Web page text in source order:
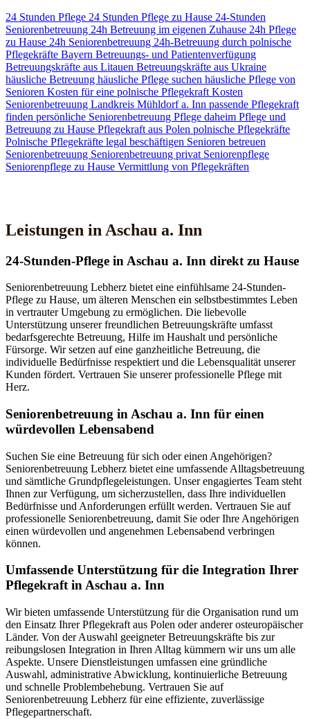
24 Stunden Pflege 24 Stunden Pflege zu Hause 24-Stunden
Seniorenbetreuung 24h Betreuung im eigenen Zuhause 24h Pflege
zu Hause 24h Seniorenbetreuung 24h-Betreuung durch polnische
Pflegekräfte Bayern Betreuungs- und Patientenverfügung
Betreuungskräfte aus Litauen Betreuungskräfte aus Ukraine
häusliche Betreuung häusliche Pflege suchen häusliche Pflege von
Senioren Kosten für eine polnische Pflegekraft Kosten
Seniorenbetreuung Landkreis Mühldorf a. Inn passende Pflegekraft
finden persönliche Seniorenbetreuung Pflege daheim Pflege und
Betreuung zu Hause Pflegekraft aus Polen polnische Pflegekräfte
Polnische Pflegekräfte legal beschäftigen Senioren betreuen
Seniorenbetreuung Seniorenbetreuung privat Seniorenpflege
Seniorenpflege zu Hause Vermittlung von Pflegekräften
Leistungen in Aschau a. Inn
24-Stunden-Pflege in Aschau a. Inn direkt zu Hause
Seniorenbetreuung Lebherz bietet eine einfühlsame 24-Stunden-
Pflege zu Hause, um älteren Menschen ein selbstbestimmtes Leben
in vertrauter Umgebung zu ermöglichen. Die liebevolle
Unterstützung unserer freundlichen Betreuungskräfte umfasst
bedarfsgerechte Betreuung, Hilfe im Haushalt und persönliche
Fürsorge. Wir setzen auf eine ganzheitliche Betreuung, die
individuelle Bedürfnisse respektiert und die Lebensqualität unserer
Kunden fördert. Vertrauen Sie unserer professionelle Pflege mit
Herz.
Senioren­betreuung in Aschau a. Inn für einen
würdevollen Lebensabend
Suchen Sie eine Betreuung für sich oder einen Angehörigen?
Seniorenbetreuung Lebherz bietet eine umfassende Alltagsbetreuung
und sämtliche Grundpflegeleistungen. Unser engagiertes Team steht
Ihnen zur Verfügung, um sicherzustellen, dass Ihre individuellen
Bedürfnisse und Anforderungen erfüllt werden. Vertrauen Sie auf
professionelle Seniorenbetreuung, damit Sie oder Ihre Angehörigen
einen würdevollen und angenehmen Lebensabend verbringen
können.
Umfassende Unterstützung für die Integration Ihrer
Pflegekraft in Aschau a. Inn
Wir bieten umfassende Unterstützung für die Organisation rund um
den Einsatz Ihrer Pflegekraft aus Polen oder anderer osteuropäischer
Länder. Von der Auswahl geeigneter Betreuungskräfte bis zur
reibungslosen Integration in Ihren Alltag kümmern wir uns um alle
Aspekte. Unsere Dienstleistungen umfassen eine gründliche
Auswahl, administrative Abwicklung, kontinuierliche Betreuung
und schnelle Problembehebung. Vertrauen Sie auf
Seniorenbetreuung Lebherz für eine effiziente, zuverlässige
Pflegepartnerschaft.